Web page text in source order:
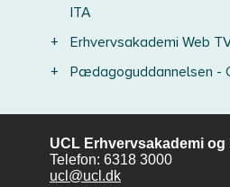
ITA
+
Erhvervsakademi Web
+
Pædagoguddannelsen -
UCL Erhvervsakademi
Telefon: 6318 3000
ucl@ucl.dk